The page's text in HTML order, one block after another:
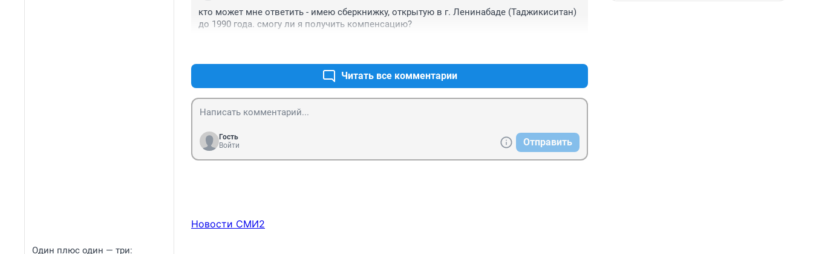
Один плюс один — три:
кто может мне ответить - имею сберкнижку, открытую в г. Ленинабаде (Таджикиситан)
до 1990 года. смогу ли я получить компенсацию?
Читать все комментарии
Гость
Войти
Отправить
Новости СМИ2